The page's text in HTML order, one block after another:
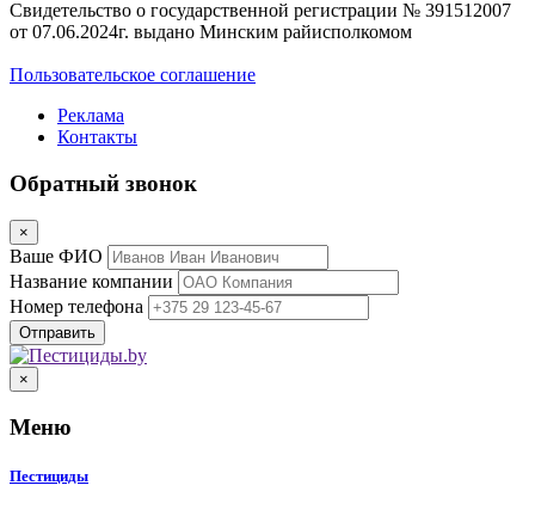
Свидетельство о государственной регистрации № 391512007
от 07.06.2024г. выдано Минским райисполкомом
Пользовательское соглашение
Реклама
Контакты
Обратный звонок
×
Ваше ФИО
Название компании
Номер телефона
×
Меню
Пестициды